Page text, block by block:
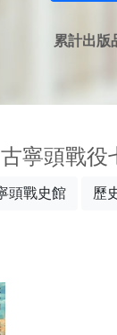
累計出版
寧頭戰役
頭戰史館 歷